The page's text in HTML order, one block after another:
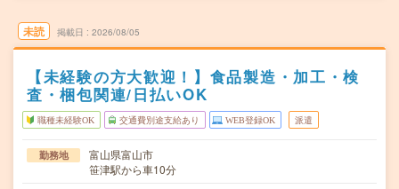
未読 掲載日 2026/08/05
【未経験の方大歓迎！】食品製造・加工・検
査・梱包関連/日払いOK
職種未経験OK 交通費別途支給あり WEB登録OK 派遣
勤務地
富山県富山市
笹津駅から車10分